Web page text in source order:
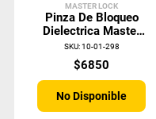
MASTER LOCK
Pinza De Bloqueo
Dielectrica Master
Lock 428
SKU:10-01-298
$6850
No Disponible